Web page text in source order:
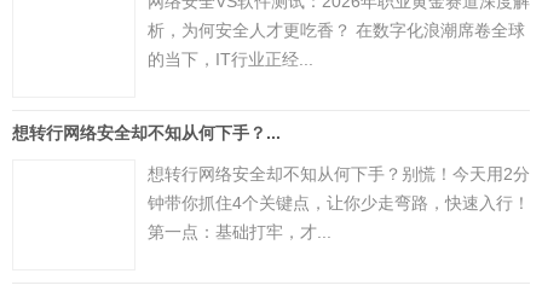
析，为何安全人才更吃香？ 在数字化浪潮席卷全球
的当下，IT行业正经...
想转行网络安全却不知从何下手？...
想转行网络安全却不知从何下手？别慌！今天用2分
钟带你抓住4个关键点，让你少走弯路，快速入行！
第一点：基础打牢，才...